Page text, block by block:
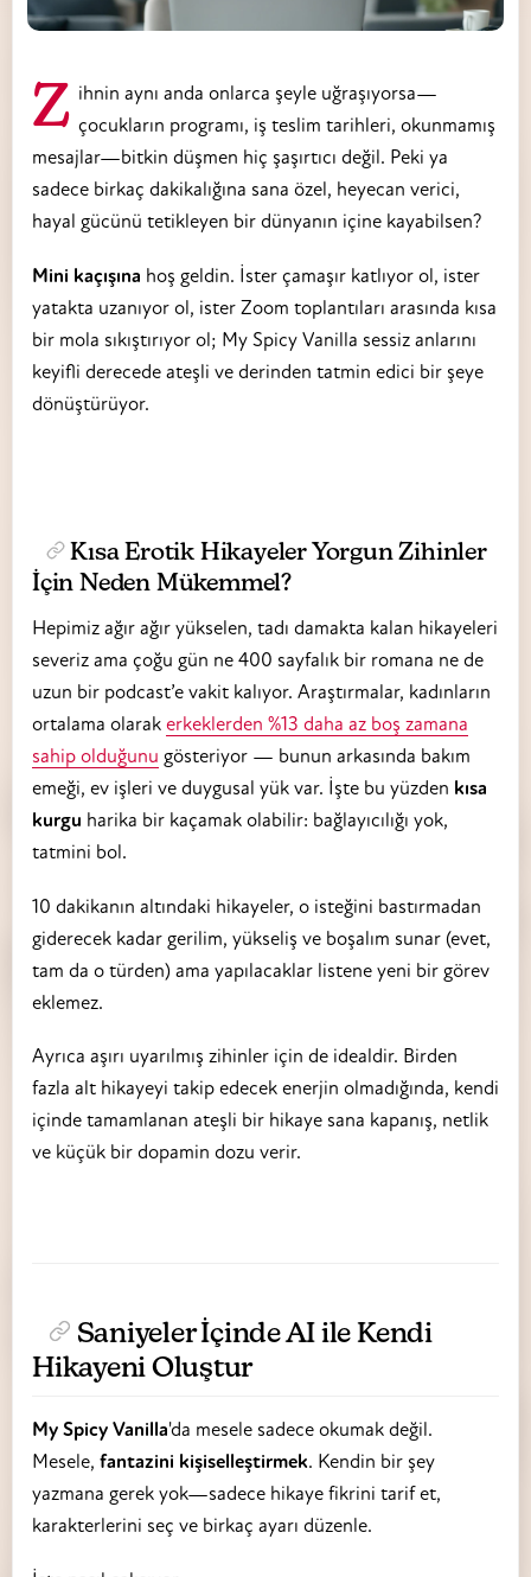
Zihnin aynı anda onlarca şeyle uğraşıyorsa— çocukların programı, iş teslim tarihleri, okunmamış
mesajlar—bitkin düşmen hiç şaşırtıcı değil. Peki ya
sadece birkaç dakikalığına sana özel, heyecan verici,
hayal gücünü tetikleyen bir dünyanın içine kayabilsen?
Mini kaçışına hoş geldin. İster çamaşır katlıyor ol, ister
yatakta uzanıyor ol, ister Zoom toplantıları arasında kısa
bir mola sıkıştırıyor ol; My Spicy Vanilla sessiz anlarını
keyifli derecede ateşli ve derinden tatmin edici bir şeye
dönüştürüyor.
Kısa Erotik Hikayeler Yorgun Zihinler
İçin Neden Mükemmel?
Hepimiz ağır ağır yükselen, tadı damakta kalan hikayeleri
severiz ama çoğu gün ne 400 sayfalık bir romana ne de
uzun bir podcast’e vakit kalıyor. Araştırmalar, kadınların
ortalama olarak erkeklerden %13 daha az boş zamana
sahip olduğunu gösteriyor — bunun arkasında bakım
emeği, ev işleri ve duygusal yük var. İşte bu yüzden kısa
kurgu harika bir kaçamak olabilir: bağlayıcılığı yok,
tatmini bol.
10 dakikanın altındaki hikayeler, o isteğini bastırmadan
giderecek kadar gerilim, yükseliş ve boşalım sunar (evet,
tam da o türden) ama yapılacaklar listene yeni bir görev
eklemez.
Ayrıca aşırı uyarılmış zihinler için de idealdir. Birden
fazla alt hikayeyi takip edecek enerjin olmadığında, kendi
içinde tamamlanan ateşli bir hikaye sana kapanış, netlik
ve küçük bir dopamin dozu verir.
Saniyeler İçinde AI ile Kendi
Hikayeni Oluştur
My Spicy Vanilla'da mesele sadece okumak değil.
Mesele, fantazini kişiselleştirmek. Kendin bir şey
yazmana gerek yok—sadece hikaye fikrini tarif et,
karakterlerini seç ve birkaç ayarı düzenle.